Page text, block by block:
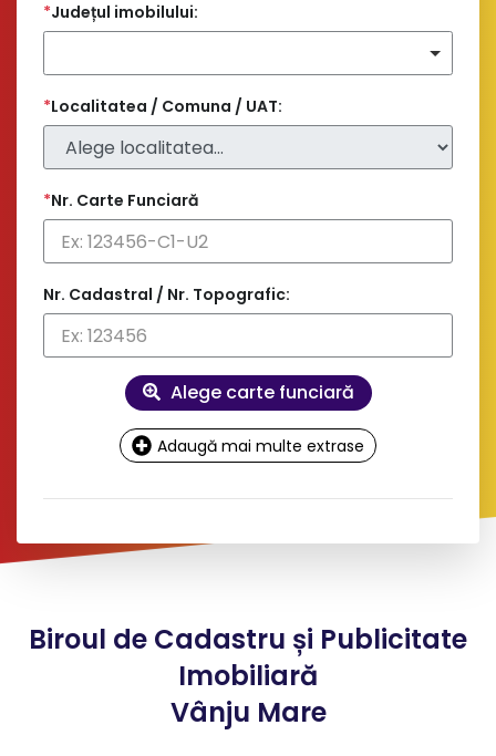
*Județul imobilului:
*Localitatea / Comuna / UAT:
*Nr. Carte Funciară
Nr. Cadastral / Nr. Topografic:
Alege carte funciară
Adaugă mai multe extrase
Datecontact și facturare
*Nume client:
Biroul de Cadastru și Publicitate
Imobiliară
Vânju Mare